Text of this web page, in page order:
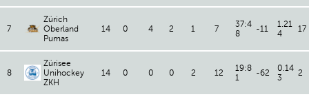
7
Zürich
Oberland
Pumas
14 0 4 2 1 7
37:4
8
-11
1.21
4
17
8
Zürisee
Unihockey
ZKH
14 0 0 0 2 12
19:8
1
-62
0.14
3
2